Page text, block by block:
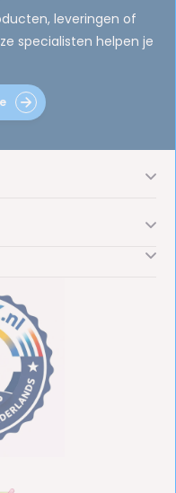
leveringen of
specialisten helpen je